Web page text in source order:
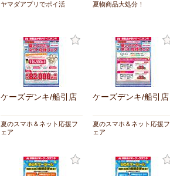
ヤマダアプリでポイ活 夏物商品大処分！
ケーズデンキ/船引店
夏のスマホ＆ネット応援フ
ェア
ケーズデンキ/船引店
夏のスマホ＆ネット応援フ
ェア